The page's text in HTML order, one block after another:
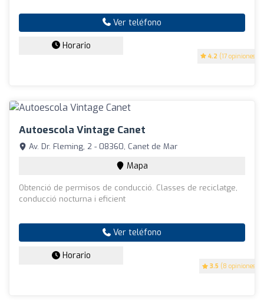
4.2 (17 opiniones)
Ver teléfono
Horario
Autoescola Vintage Canet
3.5 (8 opiniones)
Av. Dr. Fleming, 2 - 08360, Canet de Mar
Mapa
Obtenció de permisos de conducció. Classes de reciclatge,
conducció nocturna i eficient
Ver teléfono
Horario